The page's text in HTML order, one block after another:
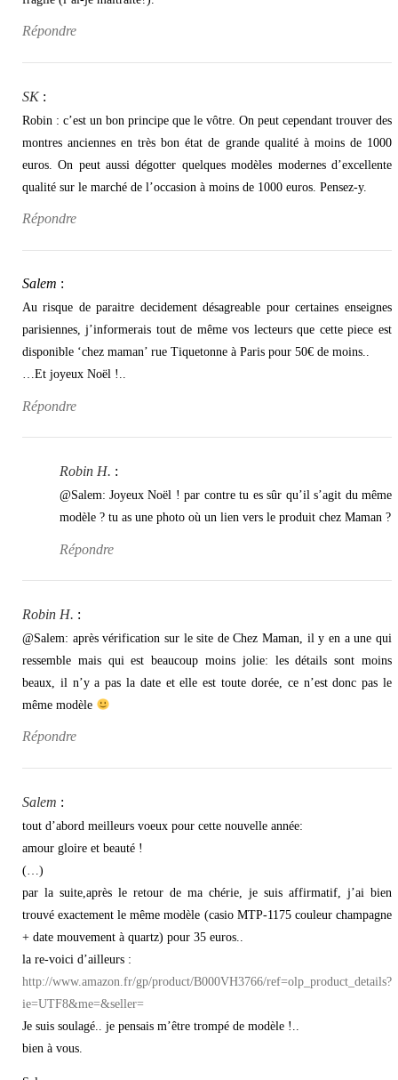
Répondre
SK :
Robin : c’est un bon principe que le vôtre. On peut cependant trouver des
montres anciennes en très bon état de grande qualité à moins de 1000
euros. On peut aussi dégotter quelques modèles modernes d’excellente
qualité sur le marché de l’occasion à moins de 1000 euros. Pensez-y.
Répondre
Salem :
Au risque de paraitre decidement désagreable pour certaines enseignes
parisiennes, j’informerais tout de même vos lecteurs que cette piece est
disponible ‘chez maman’ rue Tiquetonne à Paris pour 50€ de moins..
…Et joyeux Noël !..
Répondre
Robin H. :
@Salem: Joyeux Noël ! par contre tu es sûr qu’il s’agit du même
modèle ? tu as une photo où un lien vers le produit chez Maman ?
Répondre
Robin H. :
@Salem: après vérification sur le site de Chez Maman, il y en a une qui
ressemble mais qui est beaucoup moins jolie: les détails sont moins
beaux, il n’y a pas la date et elle est toute dorée, ce n’est donc pas le
même modèle
Répondre
Salem :
tout d’abord meilleurs voeux pour cette nouvelle année:
amour gloire et beauté !
(…)
par la suite,après le retour de ma chérie, je suis affirmatif, j’ai bien
trouvé exactement le même modèle (casio MTP-1175 couleur champagne
+ date mouvement à quartz) pour 35 euros..
la re-voici d’ailleurs :
http://www.amazon.fr/gp/product/B000VH3766/ref=olp_product_details?
ie=UTF8&me=&seller=
Je suis soulagé.. je pensais m’être trompé de modèle !..
bien à vous.